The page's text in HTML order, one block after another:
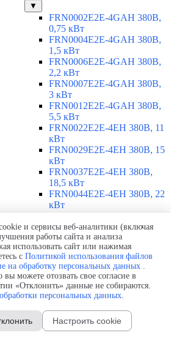
▼
FRN0002E2E-4GAH 380В,
0,75 кВт
FRN0004E2E-4GAH 380В,
1,5 кВт
FRN0006E2E-4GAH 380В,
2,2 кВт
FRN0007E2E-4GAH 380В,
3 кВт
FRN0012E2E-4GAH 380В,
5,5 кВт
FRN0022E2E-4EH 380В, 11
кВт
FRN0029E2E-4EH 380В, 15
кВт
FRN0037E2E-4EH 380В,
18,5 кВт
FRN0044E2E-4EH 380В, 22
кВт
кВт
FRN0072E2E-4EH 380В, 37
кВт
FRN0085E2E-4EH 380В, 45
кВт
FRN0105E2E-4EH 380В, 55
кВт
FRN0139E2E-4EH 380В, 75
и сервисы веб-аналитики (включая
работы сайта и анализа
использовать сайт или нажимая
с Политикой использования файлов
на обработку персональных данных .
можете отозвать свое согласие в
«Отклонить» данные не собираются.
персональных данных.
Настроить cookie